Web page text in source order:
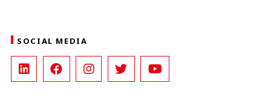
SOCIAL MEDIA